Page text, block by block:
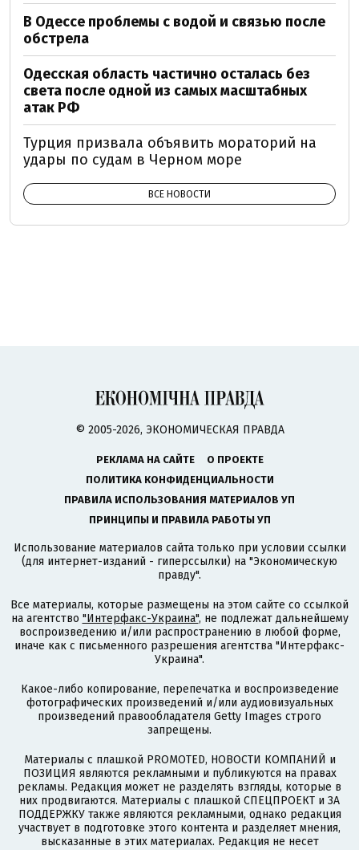
В Одессе проблемы с водой и связью после
обстрела
Одесская область частично осталась без
света после одной из самых масштабных
атак РФ
Турция призвала объявить мораторий на
удары по судам в Черном море
ВСЕ НОВОСТИ
© 2005-2026, ЭКОНОМИЧЕСКАЯ ПРАВДА
РЕКЛАМА НА САЙТЕ
О ПРОЕКТЕ
ПОЛИТИКА КОНФИДЕНЦИАЛЬНОСТИ
ПРАВИЛА ИСПОЛЬЗОВАНИЯ МАТЕРИАЛОВ УП
ПРИНЦИПЫ И ПРАВИЛА РАБОТЫ УП
Использование материалов сайта только при условии ссылки
(для интернет-изданий - гиперссылки) на "Экономическую
правду".
Все материалы, которые размещены на этом сайте со ссылкой
на агентство "Интерфакс-Украина", не подлежат дальнейшему
воспроизведению и/или распространению в любой форме,
иначе как с письменного разрешения агентства "Интерфакс-
Украина".
Какое-либо копирование, перепечатка и воспроизведение
фотографических произведений и/или аудиовизуальных
произведений правообладателя Getty Images строго
запрещены.
Материалы с плашкой PROMOTED, НОВОСТИ КОМПАНИЙ и
ПОЗИЦИЯ являются рекламными и публикуются на правах
рекламы. Редакция может не разделять взгляды, которые в
них продвигаются. Материалы с плашкой СПЕЦПРОЕКТ и ЗА
ПОДДЕРЖКУ также являются рекламными, однако редакция
участвует в подготовке этого контента и разделяет мнения,
высказанные в этих материалах. Редакция не несет